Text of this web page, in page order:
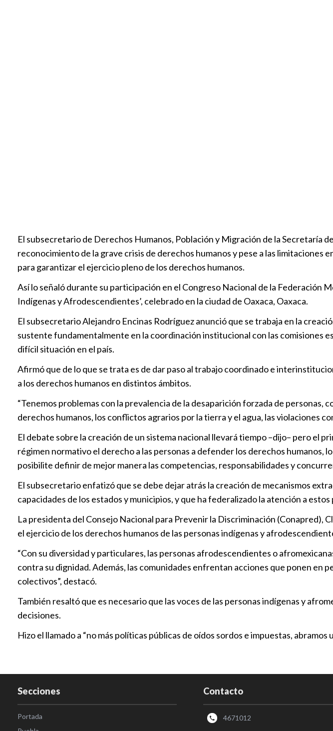
El subsecretario de Derechos Humanos, Población y Migración de la Secretaría
reconocimiento de la grave crisis de derechos humanos y pese a las
para garantizar el ejercicio pleno de los derechos humanos.
Así lo señaló durante su participación en el Congreso Nacional de la Federación
Indígenas y Afrodescendientes’, celebrado en la ciudad de Oaxaca, Oaxaca.
El subsecretario Alejandro Encinas Rodríguez anunció que se trabaja en la
sustente fundamentalmente en la coordinación institucional con las comisiones
difícil situación en el país.
Afirmó que de lo que se trata es de dar paso al trabajo coordinado e
a los derechos humanos en distintos ámbitos.
“Tenemos problemas con la prevalencia de la desaparición forzada de
derechos humanos, los conflictos agrarios por la tierra y el agua, las violaciones
El debate sobre la creación de un sistema nacional llevará tiempo –dijo– pero el
régimen normativo el derecho a las personas a defender los derechos
posibilite definir de mejor manera las competencias, responsabilidades y
El subsecretario enfatizó que se debe dejar atrás la creación de mecanismos
capacidades de los estados y municipios, y que ha federalizado la atención a
La presidenta del Consejo Nacional para Prevenir la Discriminación (Conapred),
el ejercicio de los derechos humanos de las personas indígenas y
“Con su diversidad y particulares, las personas afrodescendientes o
contra su dignidad. Además, las comunidades enfrentan acciones que ponen
colectivos”, destacó.
También resaltó que es necesario que las voces de las personas indígenas y
decisiones.
Hizo el llamado a “no más políticas públicas de oídos sordos e impuestas,
Secciones
Portada
Contacto
4671012